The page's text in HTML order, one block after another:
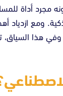
أداة
ومع
هذا السياق،